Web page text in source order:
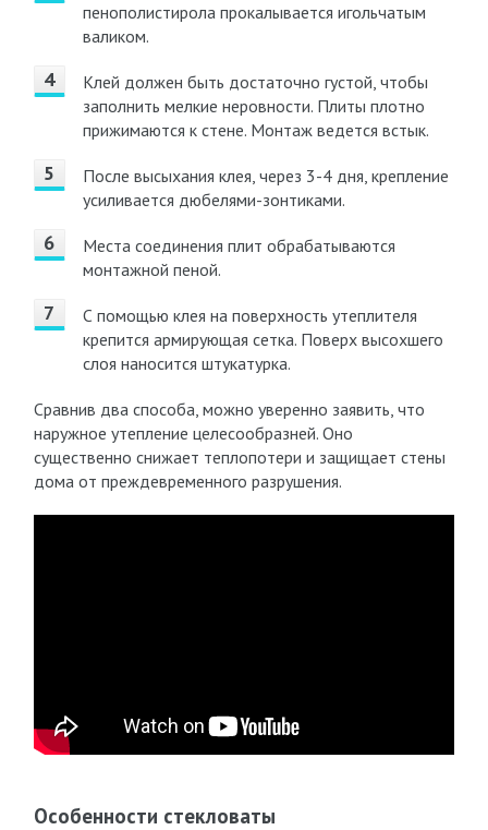
пенополистирола прокалывается игольчатым
валиком.
Клей должен быть достаточно густой, чтобы
заполнить мелкие неровности. Плиты плотно
прижимаются к стене. Монтаж ведется встык.
После высыхания клея, через 3-4 дня, крепление
усиливается дюбелями-зонтиками.
Места соединения плит обрабатываются
монтажной пеной.
С помощью клея на поверхность утеплителя
крепится армирующая сетка. Поверх высохшего
слоя наносится штукатурка.
Сравнив два способа, можно уверенно заявить, что
наружное утепление целесообразней. Оно
существенно снижает теплопотери и защищает стены
дома от преждевременного разрушения.
Особенности стекловаты